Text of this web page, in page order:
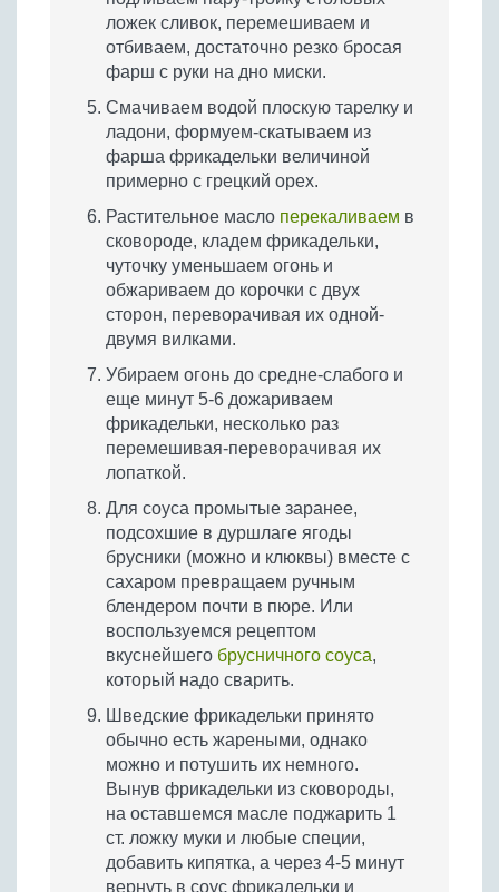
ложек сливок, перемешиваем и
отбиваем, достаточно резко бросая
фарш с руки на дно миски.
Смачиваем водой плоскую тарелку и
ладони, формуем-скатываем из
фарша фрикадельки величиной
примерно с грецкий орех.
Растительное масло перекаливаем в
сковороде, кладем фрикадельки,
чуточку уменьшаем огонь и
обжариваем до корочки с двух
сторон, переворачивая их одной-
двумя вилками.
Убираем огонь до средне-слабого и
еще минут 5-6 дожариваем
фрикадельки, несколько раз
перемешивая-переворачивая их
лопаткой.
Для соуса промытые заранее,
подсохшие в дуршлаге ягоды
брусники (можно и клюквы) вместе с
сахаром превращаем ручным
блендером почти в пюре. Или
воспользуемся рецептом
вкуснейшего брусничного соуса,
который надо сварить.
Шведские фрикадельки принято
обычно есть жареными, однако
можно и потушить их немного.
Вынув фрикадельки из сковороды,
на оставшемся масле поджарить 1
ст. ложку муки и любые специи,
добавить кипятка, а через 4-5 минут
вернуть в соус фрикадельки и